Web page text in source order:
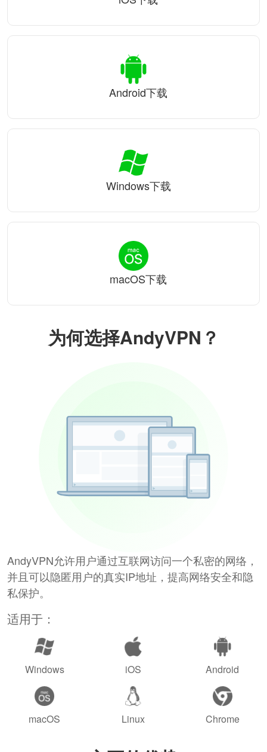
为何选择AndyVPN？
AndyVPN允许用户通过互联网访问一个私密的网络，
并且可以隐匿用户的真实IP地址，提高网络安全和隐
私保护。
适用于：
Windows iOS Android
macOS Linux Chrome
Android下载
Windows下载
macOS下载